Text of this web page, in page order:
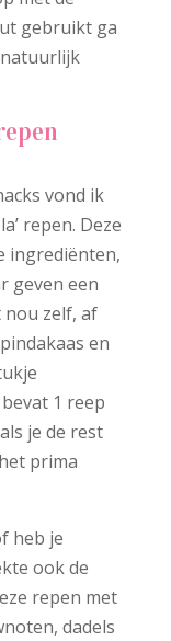
gebruikt ga
vond ik
repen. Deze
ingrediënten,
geven een
nou zelf, af
en
1 reep
je de rest
prima
heb je
ook de
repen met
dadels